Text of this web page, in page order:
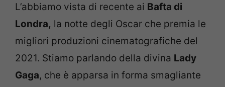
L’abbiamo vista di recente ai Bafta di
Londra, la notte degli Oscar che premia le
migliori produzioni cinematografiche del
2021. Stiamo parlando della divina Lady
Gaga, che è apparsa in forma smagliante